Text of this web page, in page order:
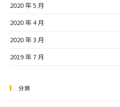
2020 年 5 月
2020 年 4 月
2020 年 3 月
2019 年 7 月
分類